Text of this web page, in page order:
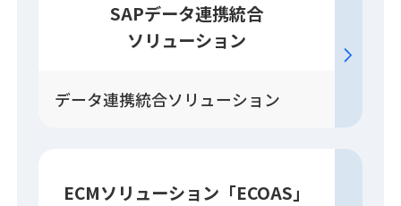
SAPデータ連携統合
ソリューション
データ連携統合ソリューション
ECMソリューション 「ECOAS」